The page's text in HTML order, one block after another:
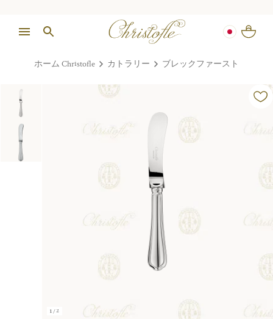
ホーム Christofle カトラリー ブレックファースト
1/2